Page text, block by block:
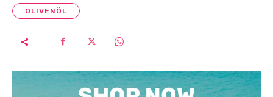
OLIVENÖL